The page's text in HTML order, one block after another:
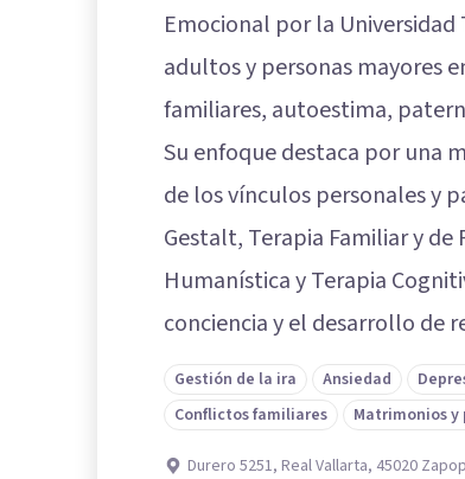
Emocional por la Universidad
adultos y personas mayores
familiares, autoestima,
Su enfoque destaca por una
de los vínculos personales y
Gestalt, Terapia Familiar y de
Humanística y Terapia
conciencia y el desarrollo de
Gestión de la ira Ansiedad
Conflictos familiares
Matrimonios
Durero 5251, Real Vallarta, 45020